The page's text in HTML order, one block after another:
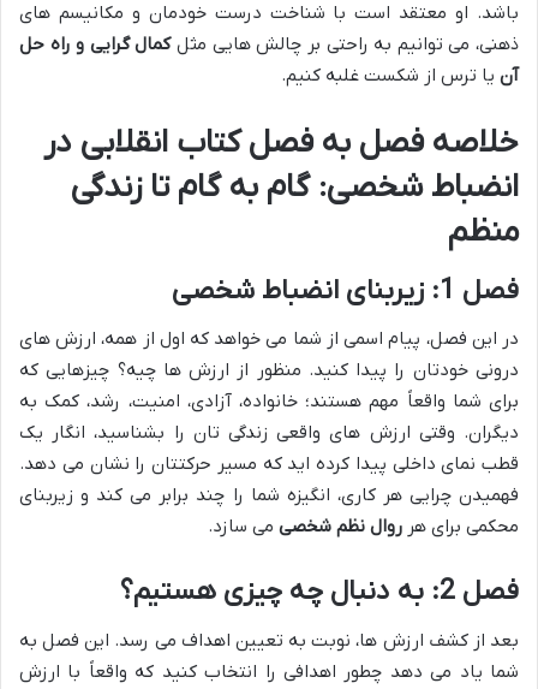
باشد. او معتقد است با شناخت درست خودمان و مکانیسم های
ذهنی، می توانیم به راحتی بر چالش هایی مثلکمال گرایی و راه حل
آن یا ترس از شکست غلبه کنیم.
خلاصه فصل به فصل کتاب انقلابی در
انضباط شخصی: گام به گام تا زندگی
منظم
فصل 1: زیربنای انضباط شخصی
در این فصل، پیام اسمی از شما می خواهد که اول از همه، ارزش های
درونی خودتان را پیدا کنید. منظور از ارزش ها چیه؟ چیزهایی که
برای شما واقعاً مهم هستند؛ خانواده، آزادی، امنیت، رشد، کمک به
دیگران. وقتی ارزش های واقعی زندگی تان را بشناسید، انگار یک
قطب نمای داخلی پیدا کرده اید که مسیر حرکتتان را نشان می دهد.
فهمیدن چرایی هر کاری، انگیزه شما را چند برابر می کند و زیربنای
محکمی برای هر روال نظم شخصی می سازد.
فصل 2: به دنبال چه چیزی هستیم؟
بعد از کشف ارزش ها، نوبت به تعیین اهداف می رسد. این فصل به
شما یاد می دهد چطور اهدافی را انتخاب کنید که واقعاً با ارزش